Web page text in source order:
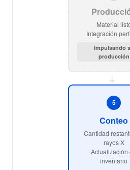
Material
Integración
Impulsando
producción
→
5
Conteo
Cantidad
rayos X
Actualización
inventario